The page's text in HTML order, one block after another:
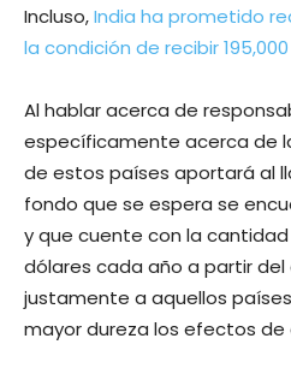
Incluso,India ha prometido
la condición de recibir
Al hablar acerca de
específicamente acerca de
de estos países aportará al
fondo que se espera se
y que cuente con la cantidad
dólares cada año a partir del
justamente a aquellos
mayor dureza los efectos